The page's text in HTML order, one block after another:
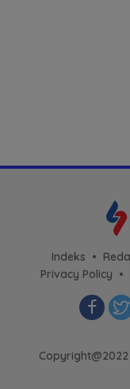
Indeks
Privacy Policy
Copyright@2022